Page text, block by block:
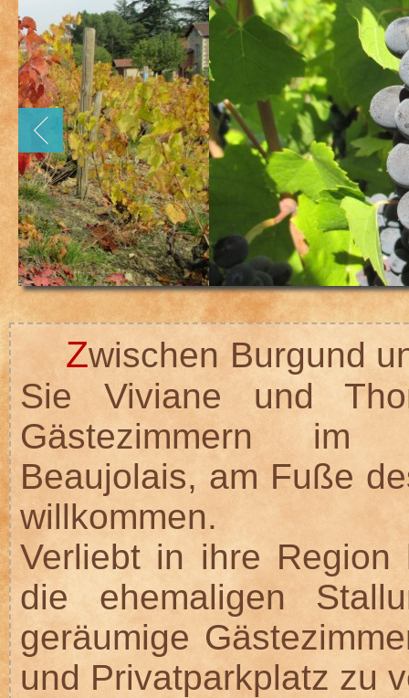
Zwischen Burgund
Sie Viviane und
Gästezimmern im
Beaujolais, am Fuße
willkommen.
Verliebt in ihre Region
die ehemaligen
geräumige
und Privatparkplatz zu